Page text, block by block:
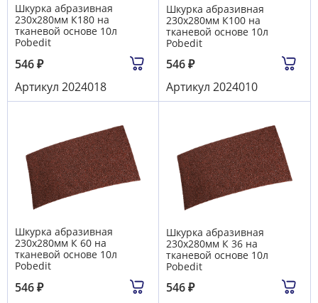
Шкурка абразивная
230х280мм К180 на
тканевой основе 10л
Pobedit
546₽
Артикул 2024018
Шкурка абразивная
230х280мм К100 на
тканевой основе 10л
Pobedit
546₽
Артикул 2024010
Шкурка абразивная
230х280мм К 60 на
тканевой основе 10л
Pobedit
546₽
Шкурка абразивная
230х280мм К 36 на
тканевой основе 10л
Pobedit
546₽